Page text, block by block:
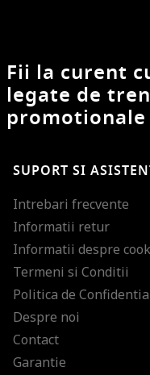
Fii la curent
legate de
SUPORT SI
Intrebari frecvente
Informatii retur
Informatii despre
Termeni si Conditii
Politica de
Despre noi
Contact
Garantie